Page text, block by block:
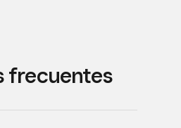
frecuentes